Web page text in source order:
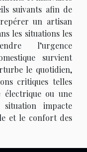
suivants afin de
un artisan
les situations les
l’urgence
survient
le quotidien,
critiques telles
électrique ou une
impacte
et le confort des